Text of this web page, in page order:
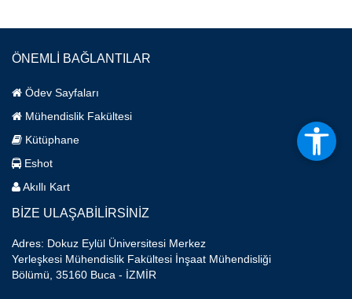
ÖNEMLİ BAĞLANTILAR
Ödev Sayfaları
Mühendislik Fakültesi
Kütüphane
Eshot
Akıllı Kart
BİZE ULAŞABİLİRSİNİZ
Adres: Dokuz Eylül Üniversitesi Merkez
Yerleşkesi Mühendislik Fakültesi İnşaat Mühendisliği
Bölümü, 35160 Buca - İZMİR